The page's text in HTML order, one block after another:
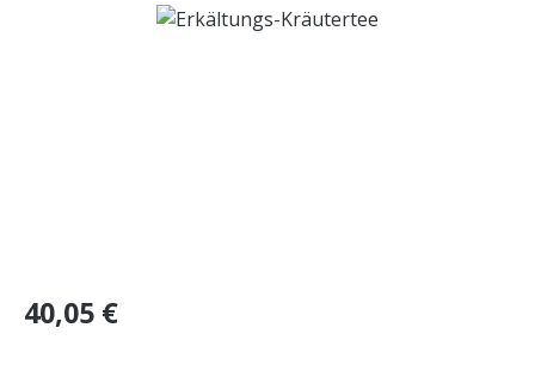
Bildergalerie überspringen
Regulärer Preis:
40,05 €